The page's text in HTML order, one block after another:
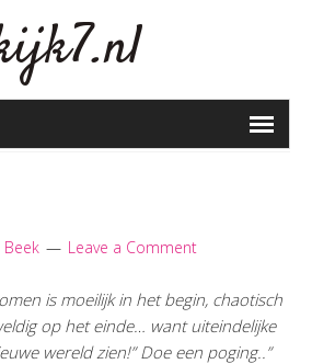
Beek Leave a Comment
is moeilijk in het begin, chaotisch
op het einde… want uiteindelijke
wereld zien!” Doe een poging..”